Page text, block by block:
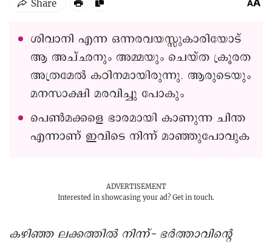
ശിവാനി എന്ന ഒന്നരവയസ്സുകാരിയോട്
ആ അച്ഛനും അമ്മയും ചെയ്ത ക്രൂരത
അത്രമേൽ കഠിനമായിരുന്നു. ആരുടെയും
മനസാക്ഷി മരവിച്ചു പോകും
പെൺമക്കളെ ഭാരമായി കാണുന്ന ചിന്ത
എന്നാണ് ഇവിടെ നിന്ന് മാഞ്ഞുപോവുക
ADVERTISEMENT
Interested in showcasing your ad? Get in touch.
കഴിഞ്ഞ ലക്കത്തിൽ നിന്ന്- ഭർത്താവിന്റെ